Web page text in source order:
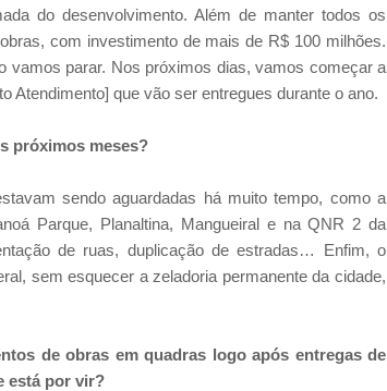
do desenvolvimento. Além de manter todos os
com investimento de mais de R$ 100 milhões.
vamos parar. Nos próximos dias, vamos começar a
Atendimento] que vão ser entregues durante o ano.
próximos meses?
sendo aguardadas há muito tempo, como a
Parque, Planaltina, Mangueiral e na QNR 2 da
de ruas, duplicação de estradas… Enfim, o
sem esquecer a zeladoria permanente da cidade,
de obras em quadras logo após entregas de
está por vir?